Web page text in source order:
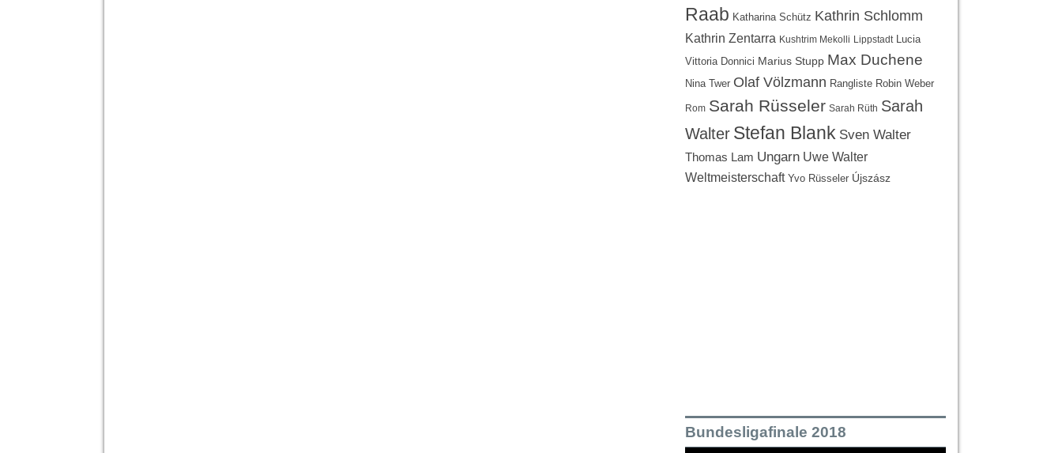
Raab Katharina Schütz Kathrin Schlomm
Kathrin Zentarra Kushtrim Mekolli Lippstadt
Lucia
Vittoria Donnici Marius Stupp Max Duchene
Nina Twer Olaf Völzmann Rangliste Robin Weber
Rom Sarah Rüsseler Sarah Rüth Sarah
Walter Stefan Blank Sven Walter
Thomas Lam Ungarn Uwe Walter
Weltmeisterschaft Yvo Rüsseler Újszász
Bundesligafinale 2018